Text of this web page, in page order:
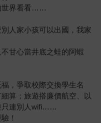
世界看看……
人家小孩可以出國，我家
甘心當井底之蛙的阿蝦
，爭取校際交換學生名
算；旅遊搭廉價航空、以
只連別人wifi……
！